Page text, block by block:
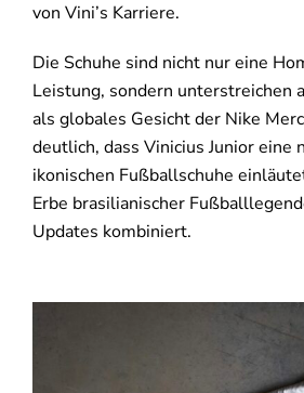
von Vini’s Karriere.
Die Schuhe sind nicht nur eine
Leistung, sondern unterstreichen
als globales Gesicht der Nike
deutlich, dass Vinicius Junior eine
ikonischen Fußballschuhe
Erbe brasilianischer
Updates kombiniert.